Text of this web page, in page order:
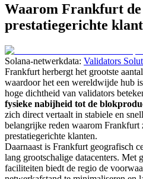
Waarom Frankfurt de
prestatiegerichte
Solana-netwerkdata: Validators
Frankfurt herbergt het grootste
waardoor het een wereldwijde hub
hoge dichtheid van validators
fysieke nabijheid tot de
zich direct vertaalt in stabiele en
belangrijke reden waarom Frankfurt
prestatiegerichte klanten.
Daarnaast is Frankfurt geografisch
lang grootschalige datacenters. Met
faciliteiten biedt de regio de